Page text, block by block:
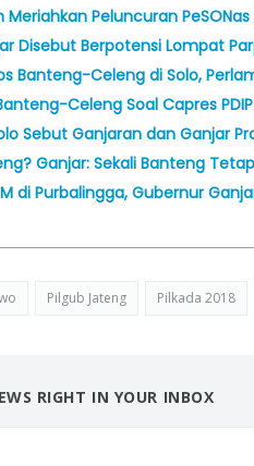
Meriahkan Peluncuran
Disebut Berpotensi Lompat
Banteng-Celeng di Solo,
Celeng Soal Capres
Sebut Ganjaran dan Ganjar
Ganjar: Sekali Banteng
di Purbalingga, Gubernur
Pilgub Jateng Pilkada 2018
RIGHT IN YOUR INBOX